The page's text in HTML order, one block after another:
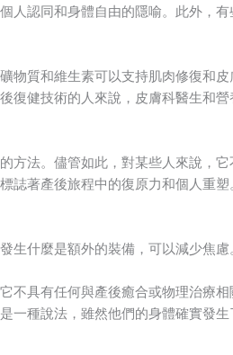
人認同和身體自由的隱喻。此外，
物質和維生素可以支持肌肉修復和
復健技術的人來說，皮膚科醫生和
方法。儘管如此，對某些人來說，
誌著產後旅程中的復原力和個人重
什麼是額外的裝備，可以減少焦慮
不具有任何與產後癒合或物理治療
一種說法，雖然他們的身體確實發